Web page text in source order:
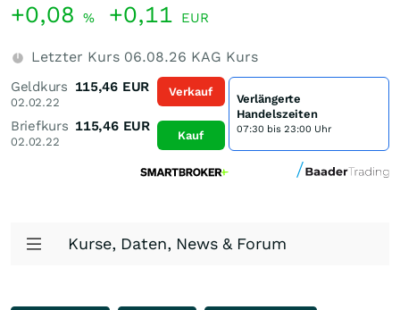
+0,08 % +0,11 EUR
Letzter Kurs 06.08.26 KAG Kurs
Geldkurs
02.02.22
115,46 EUR
Briefkurs
02.02.22
115,46 EUR
Verkauf
Kauf
Verlängerte
Handelszeiten
07:30 bis 23:00 Uhr
Kurse, Daten, News & Forum